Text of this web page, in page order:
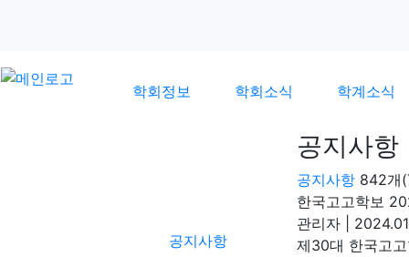
학회정보 학회소식 학계소식
공지사항
공지사항
공지사항 842개
한국고고학보
관리자
제30대 한국고